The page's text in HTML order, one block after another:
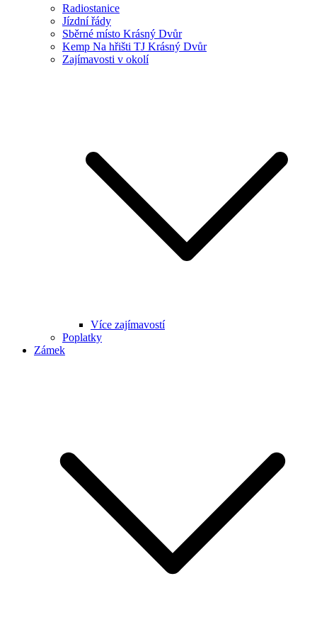
Radiostanice
Jízdní řády
Sběrné místo Krásný Dvůr
Kemp Na hřišti TJ Krásný Dvůr
Zajímavosti v okolí
Více zajímavostí
Poplatky
Zámek